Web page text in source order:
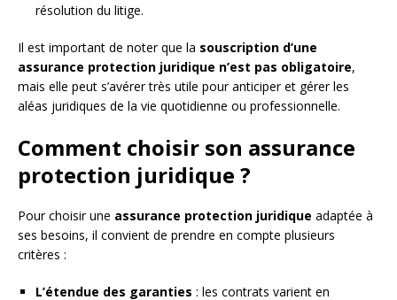
résolution du litige.
Il est important de noter que la souscription d’une
assurance protection juridique n’est pas obligatoire,
mais elle peut s’avérer très utile pour anticiper et gérer les
aléas juridiques de la vie quotidienne ou professionnelle.
Comment choisir son assurance
protection juridique ?
Pour choisir une assurance protection juridique adaptée à
ses besoins, il convient de prendre en compte plusieurs
critères :
L’étendue des garanties : les contrats varient en